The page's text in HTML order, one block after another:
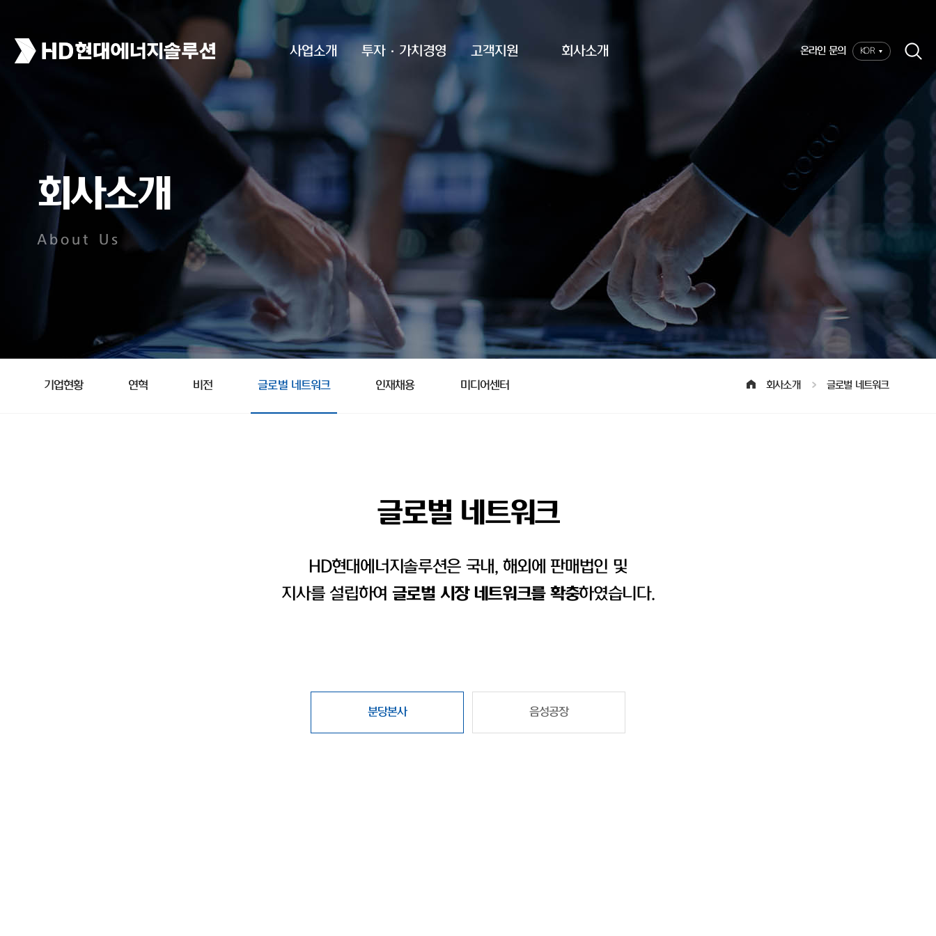
사업소개 투자·가치경영 고객지원 회사소개 온라인 문의 KOR
회사소개
About Us
기업현황 연혁 비전 글로벌 네트워크 인재채용 미디어센터 회사소개 글로벌 네트워크
글로벌 네트워크
HD현대에너지솔루션은 국내, 해외에 판매법인 및
지사를 설립하여 글로벌 시장 네트워크를 확충하였습니다.
분당본사 음성공장